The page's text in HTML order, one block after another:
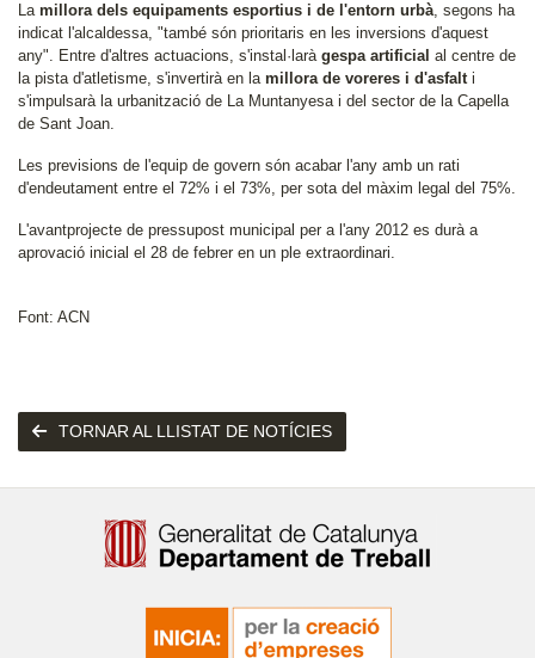
La millora dels equipaments esportius i de l'entorn urbà, segons ha
indicat l'alcaldessa, "també són prioritaris en les inversions d'aquest
any". Entre d'altres actuacions, s'instal·larà gespa artificial al centre de
la pista d'atletisme, s'invertirà en la millora de voreres i d'asfalt i
s'impulsarà la urbanització de La Muntanyesa i del sector de la Capella
de Sant Joan.
Les previsions de l'equip de govern són acabar l'any amb un rati
d'endeutament entre el 72% i el 73%, per sota del màxim legal del 75%.
L'avantprojecte de pressupost municipal per a l'any 2012 es durà a
aprovació inicial el 28 de febrer en un ple extraordinari.
Font: ACN
TORNAR AL LLISTAT DE NOTÍCIES